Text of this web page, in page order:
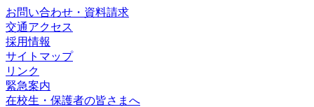
お問い合わせ・資料請求
交通アクセス
採用情報
サイトマップ
リンク
緊急案内
在校生・保護者の皆さまへ